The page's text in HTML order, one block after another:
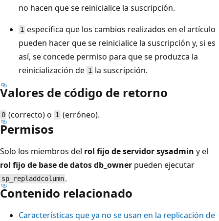
no hacen que se reinicialice la suscripción.
1 especifica que los cambios realizados en el artículo
pueden hacer que se reinicialice la suscripción y, si es
así, se concede permiso para que se produzca la
reinicialización de 1 la suscripción.
Valores de código de retorno
0 (correcto) o 1(erróneo).
Permisos
Solo los miembros del rol fijo de servidor sysadmin y el
rol fijo de base de datos db_owner pueden ejecutar
sp_repladdcolumn .
Contenido relacionado
Características que ya no se usan en la replicación de